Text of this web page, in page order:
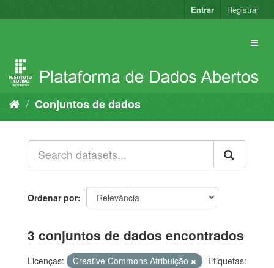
para
Entrar Registrar
Conjuntos de dados
Ordenar por
3 conjuntos de dados encontrados
Licenças: Creative Commons Atribuição
Etiquetas: